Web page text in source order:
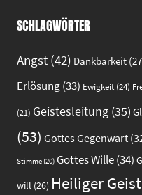
SCHLAGWÖRTER
Angst (42) Dankbarkeit
Erlösung(33) Ewigkeit (24)
(21) Geistesleitung (35)
(53) Gottes Gegenwart
Stimme (20) Gottes Wille(34)
will (26) Heiliger Geist